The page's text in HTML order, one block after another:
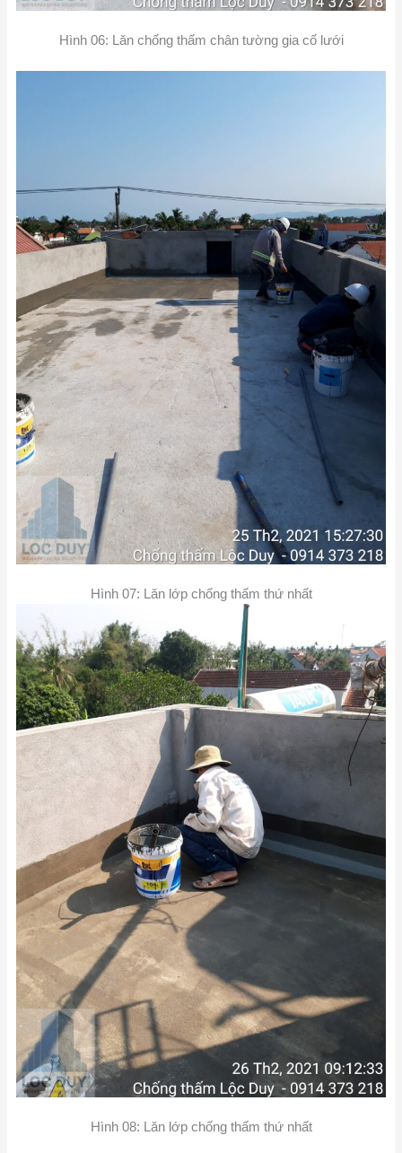
Hình 06: Lăn chống thấm chân tường gia cố lưới
Hình 07: Lăn lớp chống thấm thứ nhất
Hình 08: Lăn lớp chống thấm thứ nhất